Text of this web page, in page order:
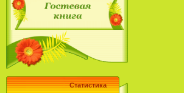
Статистика